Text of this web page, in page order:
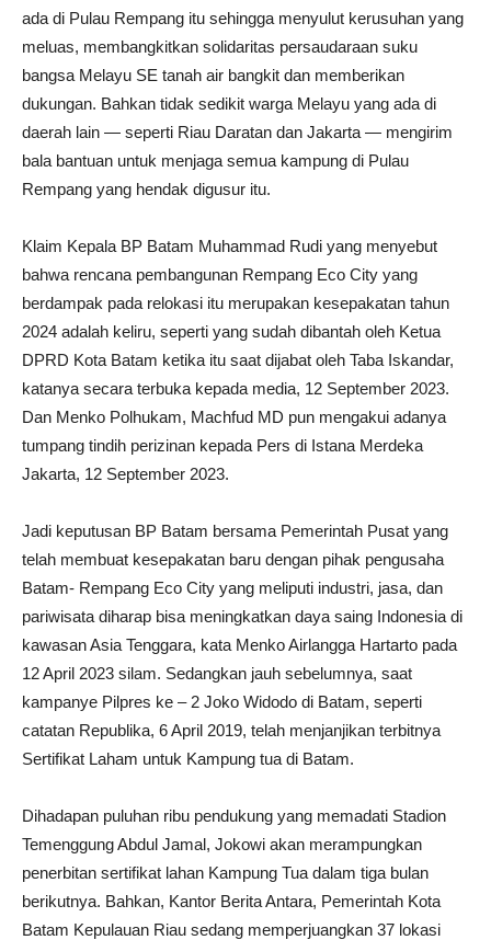
ada di Pulau Rempang itu sehingga menyulut kerusuhan yang
meluas, membangkitkan solidaritas persaudaraan suku
bangsa Melayu SE tanah air bangkit dan memberikan
dukungan. Bahkan tidak sedikit warga Melayu yang ada di
daerah lain — seperti Riau Daratan dan Jakarta — mengirim
bala bantuan untuk menjaga semua kampung di Pulau
Rempang yang hendak digusur itu.
Klaim Kepala BP Batam Muhammad Rudi yang menyebut
bahwa rencana pembangunan Rempang Eco City yang
berdampak pada relokasi itu merupakan kesepakatan tahun
2024 adalah keliru, seperti yang sudah dibantah oleh Ketua
DPRD Kota Batam ketika itu saat dijabat oleh Taba Iskandar,
katanya secara terbuka kepada media, 12 September 2023.
Dan Menko Polhukam, Machfud MD pun mengakui adanya
tumpang tindih perizinan kepada Pers di Istana Merdeka
Jakarta, 12 September 2023.
Jadi keputusan BP Batam bersama Pemerintah Pusat yang
telah membuat kesepakatan baru dengan pihak pengusaha
Batam- Rempang Eco City yang meliputi industri, jasa, dan
pariwisata diharap bisa meningkatkan daya saing Indonesia di
kawasan Asia Tenggara, kata Menko Airlangga Hartarto pada
12 April 2023 silam. Sedangkan jauh sebelumnya, saat
kampanye Pilpres ke – 2 Joko Widodo di Batam, seperti
catatan Republika, 6 April 2019, telah menjanjikan terbitnya
Sertifikat Laham untuk Kampung tua di Batam.
Dihadapan puluhan ribu pendukung yang memadati Stadion
Temenggung Abdul Jamal, Jokowi akan merampungkan
penerbitan sertifikat lahan Kampung Tua dalam tiga bulan
berikutnya. Bahkan, Kantor Berita Antara, Pemerintah Kota
Batam Kepulauan Riau sedang memperjuangkan 37 lokasi